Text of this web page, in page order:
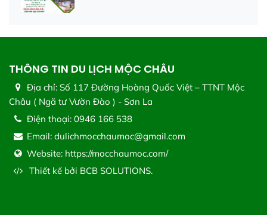
THÔNG TIN DU LỊCH MỘC CHÂU
Địa chỉ: Số 117 Đường Hoàng Quốc Việt – TTNT Mộc
Châu ( Ngã tư Vườn Đào ) - Sơn La
Điện thoại: 0946 166 538
Email: dulichmocchaumoc@gmail.com
Website: https://mocchaumoc.com/
Thiết kế bởi BCB SOLUTIONS.